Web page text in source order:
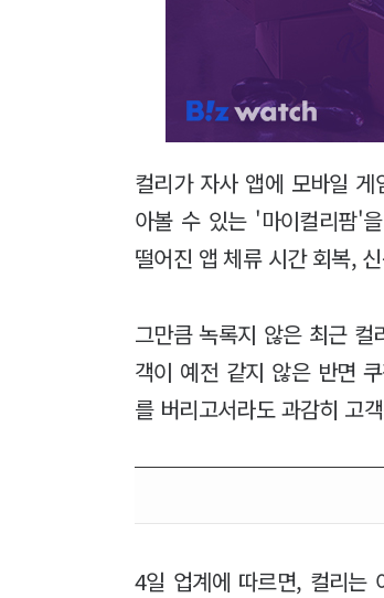
컬리가 자사 앱에 모바일
아볼 수 있는 '마이컬리팜'
떨어진 앱 체류 시간 회복,
그만큼 녹록지 않은 최근
객이 예전 같지 않은 반면
를 버리고서라도 과감히 고
4일 업계에 따르면, 컬리는